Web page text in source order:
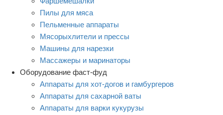
Пилы для мяса
Пельменные аппараты
Мясорыхлители и прессы
Машины для нарезки
Массажеры и маринаторы
Оборудование фаст-фуд
Аппараты для хот-догов и гамбургеров
Аппараты для сахарной ваты
Аппараты для варки кукурузы